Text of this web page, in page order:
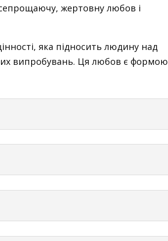
жертовну любов і
яка підносить людину над
випробувань. Ця любов є формою